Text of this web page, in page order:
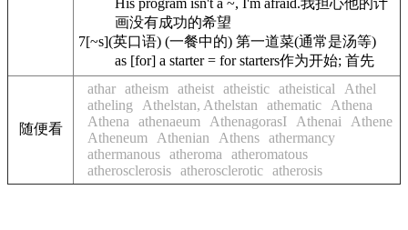
His program isn't a ~, I'm afraid.我担心他的计
画没有成功的希望
7[~s](英口语) (一餐中的) 第一道菜(通常是汤等)
as [for] a starter = for starters作为开始; 首先
随便看
athar atheism atheist atheistic atheistical
Athel
atheling
Athelstan, Athelstan athematic
Athena
Athena
athenaeum AthenagorasI Athenai
Athene
Atheneum
Athenian Athens athermancy
athermanous atheroma
atheromatous
atherosclerosis atherosclerotic atherosis